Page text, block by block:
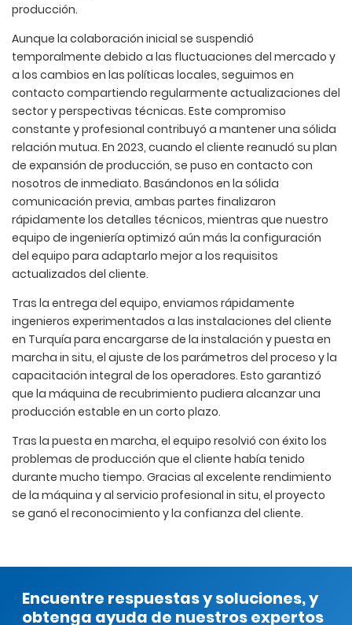
producción.
Aunque la colaboración inicial se suspendió
temporalmente debido a las fluctuaciones del mercado y
a los cambios en las políticas locales, seguimos en
contacto compartiendo regularmente actualizaciones del
sector y perspectivas técnicas. Este compromiso
constante y profesional contribuyó a mantener una sólida
relación mutua. En 2023, cuando el cliente reanudó su plan
de expansión de producción, se puso en contacto con
nosotros de inmediato. Basándonos en la sólida
comunicación previa, ambas partes finalizaron
rápidamente los detalles técnicos, mientras que nuestro
equipo de ingeniería optimizó aún más la configuración
del equipo para adaptarlo mejor a los requisitos
actualizados del cliente.
Tras la entrega del equipo, enviamos rápidamente
ingenieros experimentados a las instalaciones del cliente
en Turquía para encargarse de la instalación y puesta en
marcha in situ, el ajuste de los parámetros del proceso y la
capacitación integral de los operadores. Esto garantizó
que la máquina de recubrimiento pudiera alcanzar una
producción estable en un corto plazo.
Tras la puesta en marcha, el equipo resolvió con éxito los
problemas de producción que el cliente había tenido
durante mucho tiempo. Gracias al excelente rendimiento
de la máquina y al servicio profesional in situ, el proyecto
se ganó el reconocimiento y la confianza del cliente.
Encuentre respuestas y soluciones, y
obtenga ayuda de nuestros expertos